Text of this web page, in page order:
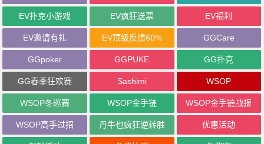
EV扑克小游戏 EV疯狂送票 EV福利
EV邀请有礼 EV顶级反馈60% GGCare
GGpoker GGPUKE GG扑克
GG春季狂欢赛 Sashimi WSOP
WSOP冬巡赛 WSOP金手链 WSOP金手链战报
WSOP高手过招 丹牛也疯狂逆转胜 优惠活动